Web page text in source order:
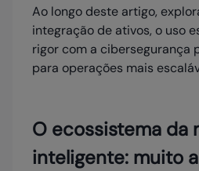
Ao longo deste artigo,
integração de ativos, o uso
rigor com a cibersegurança
para operações mais
O ecossistema da
inteligente: muito